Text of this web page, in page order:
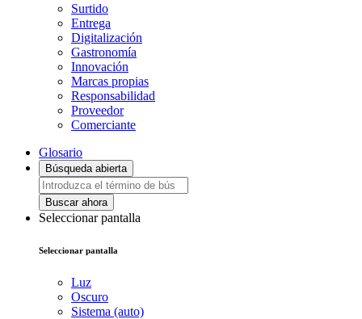
Surtido
Entrega
Digitalización
Gastronomía
Innovación
Marcas propias
Responsabilidad
Proveedor
Comerciante
Glosario
Búsqueda abierta
Buscar ahora
Seleccionar pantalla
Seleccionar pantalla
Luz
Oscuro
Sistema (auto)